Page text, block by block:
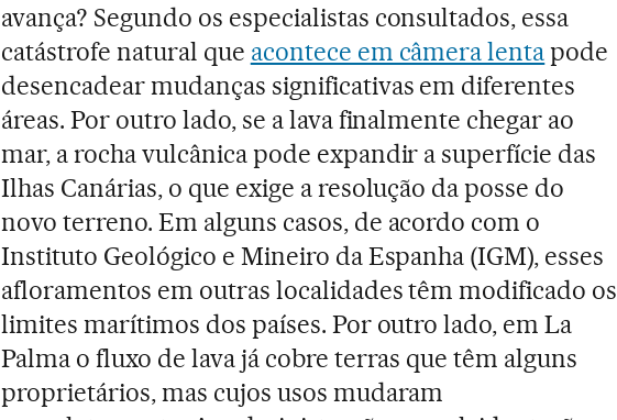
avança? Segundo os especialistas consultados, essa
catástrofe natural que acontece em câmera lentapode
desencadear mudanças significativas em diferentes
áreas. Por outro lado, se a lava finalmente chegar ao
mar, a rocha vulcânica pode expandir a superfície das
Ilhas Canárias, o que exige a resolução da posse do
novo terreno. Em alguns casos, de acordo com o
Instituto Geológico e Mineiro da Espanha (IGM), esses
afloramentos em outras localidades têm modificado os
limites marítimos dos países. Por outro lado, em La
Palma o fluxo de lava já cobre terras que têm alguns
proprietários, mas cujos usos mudaram